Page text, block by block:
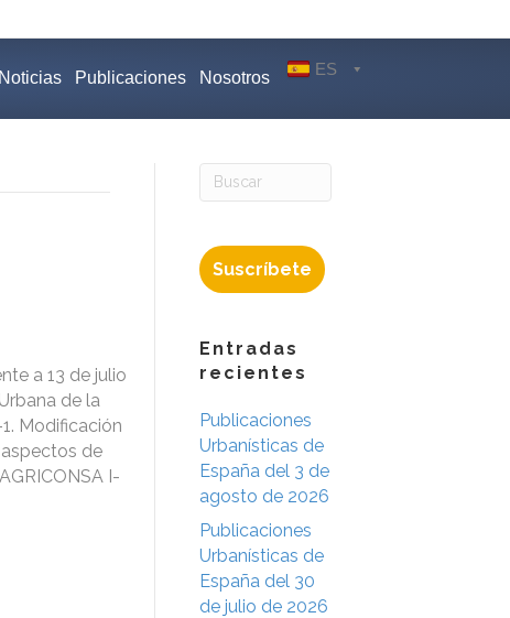
Noticias Publicaciones Nosotros ES
a 13 de julio
de la
Modificación
de
I-
Suscríbete
Entradas
recientes
Publicaciones
Urbanísticas de
España del 3 de
agosto de 2026
Publicaciones
Urbanísticas de
España del 30
de julio de 2026